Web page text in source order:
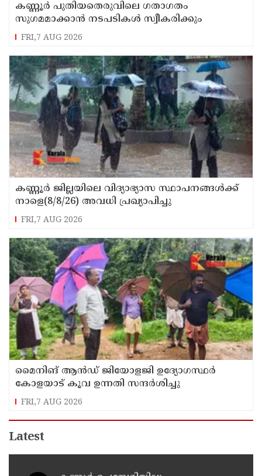
കണ്ണൂർ പുതിയതെരുവിലെ ഗതാഗതം
സുഗമമാക്കാന്‍ നടപടികള്‍ സ്വീകരിക്കും
FRI,7 AUG 2026
കണ്ണൂർ ജില്ലയിലെ വിദ്യാഭ്യാസ സ്ഥാപനങ്ങള്‍ക്ക്
നാളെ(8/8/26) അവധി പ്രഖ്യാപിച്ചു
FRI,7 AUG 2026
മൈനിങ് ആൻഡ്​ ജിയോളജി ഉദ്യോഗസ്ഥർ
കോളയാട് കൂവ ഉന്നതി സന്ദർശിച്ചു
FRI,7 AUG 2026
Latest